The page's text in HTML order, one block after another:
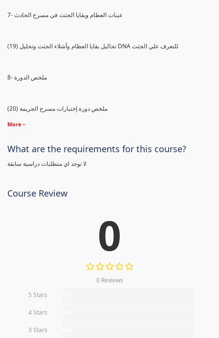
7- عينات العظام وبقايا الجثث في مسرح الحادث
(19) تحاليل بقايا العظام وأشلاء الجثث وتحليل DNA للتعرف علي الجثث
8- ملخص الدورة
(20) ملخص دورة إختبارات مسرح الجريمة
More
What are the requirements for this course?
لا توجد اي متطلبات دراسية سابقة
Course Review
0
0 Reviews
5 Stars
4 Stars
3 Stars